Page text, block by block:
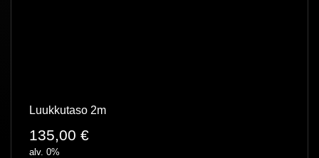
Luukkutaso 2m
135,00 €
alv. 0%